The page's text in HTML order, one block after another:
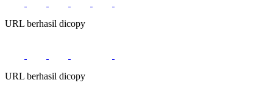
URL berhasil dicopy
URL berhasil dicopy